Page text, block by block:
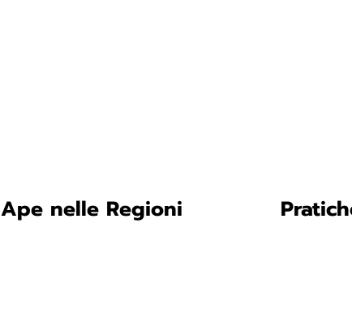
Ape nelle Regioni